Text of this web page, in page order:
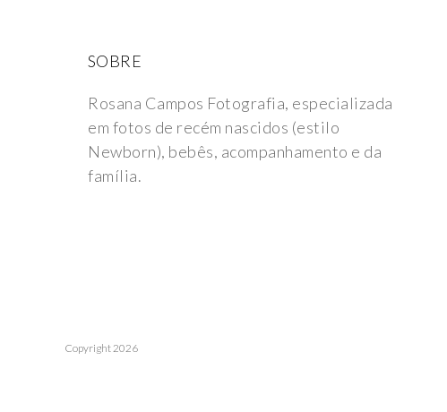
SOBRE
Rosana Campos Fotografia, especializada
em fotos de recém nascidos (estilo
Newborn), bebês, acompanhamento e da
família.
Copyright 2026